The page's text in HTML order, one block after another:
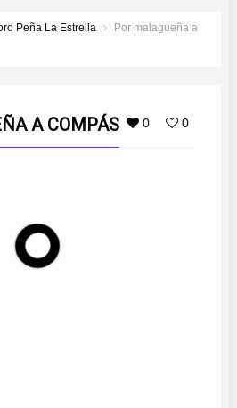
Peña La Estrella
Por malagueña a
0 0
A COMPÁS